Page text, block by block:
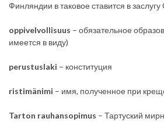
Финляндии в таковое ставится в заслугу
oppivelvollisuus – обязательное
имеется в виду)
perustuslaki – конституция
ristimänimi – имя, полученное при
Tarton rauhansopimus – Тартуский